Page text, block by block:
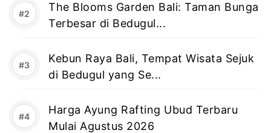
The Blooms Garden Bali: Taman Bunga
Terbesar di Bedugul...
Kebun Raya Bali, Tempat Wisata Sejuk
di Bedugul yang Se...
Harga Ayung Rafting Ubud Terbaru
Mulai Agustus 2026